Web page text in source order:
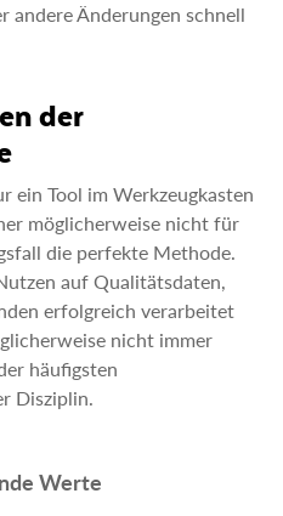
andere Änderungen schnell
der
ein Tool im Werkzeugkasten
möglicherweise nicht für
die perfekte Methode.
auf Qualitätsdaten,
erfolgreich verarbeitet
nicht immer
häufigsten
Disziplin.
Werte